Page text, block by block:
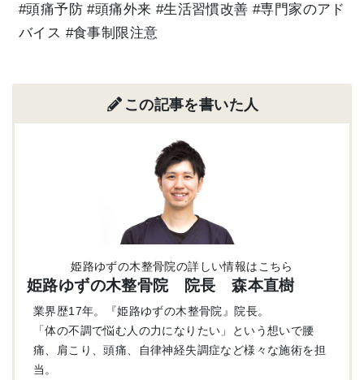
#頭痛予防 #頭痛外来 #生活習慣改善 #専門家のアド
バイス #食事制限注意
この記事を書いた人
姫路ゆずの木整骨院の詳しい情報はこちら
姫路ゆずの木整骨院 院長 森本直樹
業界歴17年。『姫路ゆずの木整骨院』院長。
「体の不調で悩む人の力になりたい」という想いで腰
痛、肩こり、頭痛、自律神経失調症など様々な施術を担
当。